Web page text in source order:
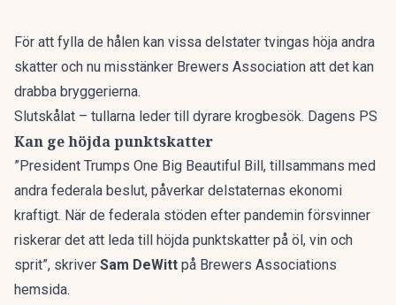
För att fylla de hålen kan vissa delstater tvingas höja andra
skatter och nu misstänker Brewers Association att det kan
drabba bryggerierna.
Slutskålat – tullarna leder till dyrare krogbesök. Dagens PS
Kan ge höjda punktskatter
”President Trumps One Big Beautiful Bill, tillsammans med
andra federala beslut, påverkar delstaternas ekonomi
kraftigt. När de federala stöden efter pandemin försvinner
riskerar det att leda till höjda punktskatter på öl, vin och
sprit”, skriver Sam DeWitt på Brewers Associations
hemsida.